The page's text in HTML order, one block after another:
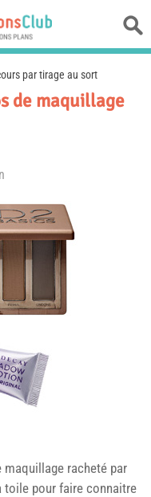
par tirage au sort
de maquillage
racheté par
toile pour faire connaitre